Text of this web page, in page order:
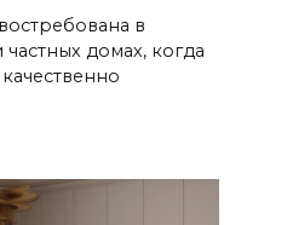
в
домах, когда